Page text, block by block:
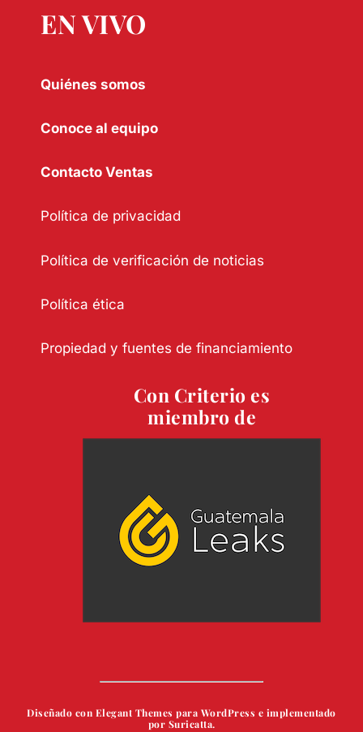
EN VIVO
Quiénes somos
Conoce al equipo
Contacto Ventas
Política de privacidad
Política de verificación de noticias
Política ética
Propiedad y fuentes de financiamiento
Con Criterio es
miembro de
Diseñado con Elegant Themes para WordPress e implementado
por Suricatta.